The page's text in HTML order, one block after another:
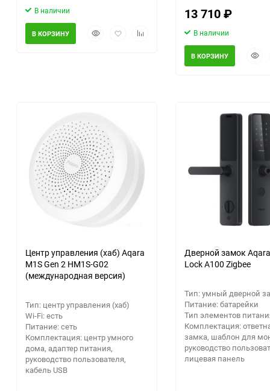
В наличии
БыстрыйДобавитьДобавить
В КОРЗИНУ
13 710₽
В наличии
В КОРЗИНУ
Центр управления (хаб) Aqara
M1S Gen 2 HM1S-G02
(международная версия)
Тип: центр управления (хаб)
Wi-Fi: есть
Питание: сеть
Комплектация: центр умного
дома, адаптер питания,
руководство пользователя,
кабель USB
Дверной замок
Lock A100 Zigbee
Тип: умный дверной
Питание: батарейки
Тип элементов
Комплектация:
замка, шаблон для
руководство
лицевая панель